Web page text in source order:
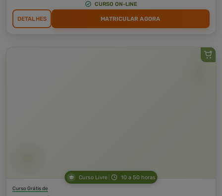
CURSO ON-LINE
DETALHES MATRICULAR AGORA
Curso Livre 10 a 50 horas
Curso Grátis de